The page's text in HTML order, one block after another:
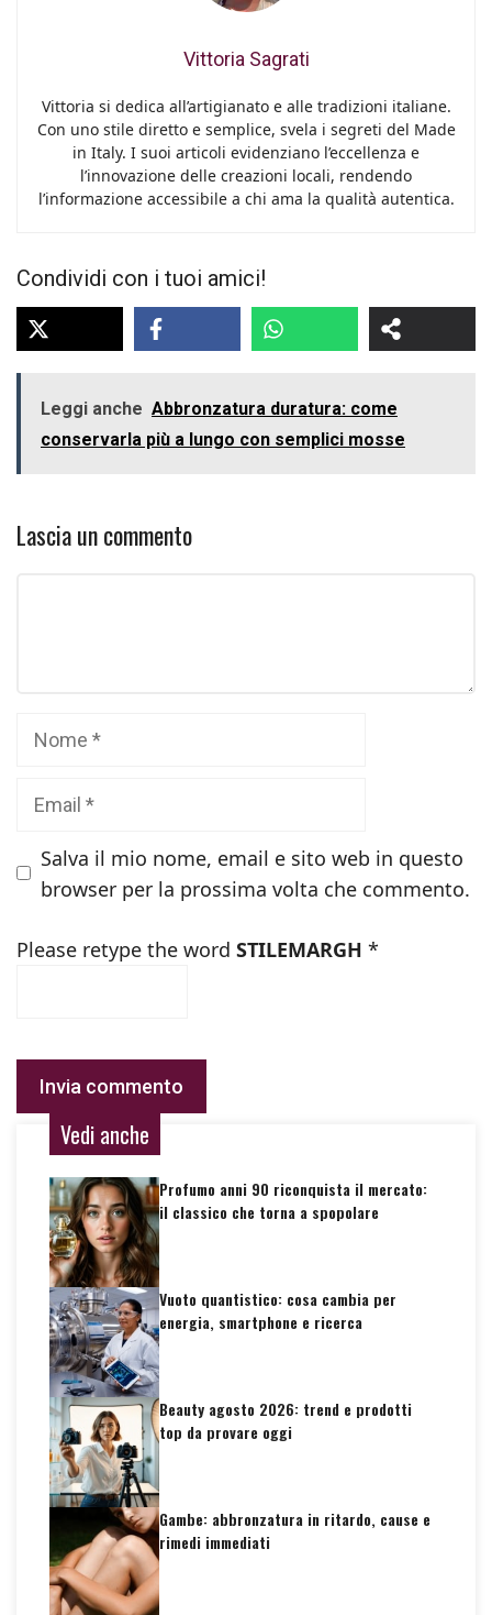
Vittoria Sagrati
Vittoria si dedica all’artigianato e alle tradizioni italiane.
Con uno stile diretto e semplice, svela i segreti del Made
in Italy. I suoi articoli evidenziano l’eccellenza e
l’innovazione delle creazioni locali, rendendo
l’informazione accessibile a chi ama la qualità autentica.
Condividi con i tuoi amici!
Leggi anche Abbronzatura duratura: come
conservarla più a lungo con semplici mosse
Lascia un commento
Salva il mio nome, email e sito web in questo
browser per la prossima volta che commento.
Please retype the word STILEMARGH *
Vedi anche
Profumo anni 90 riconquista il mercato:
il classico che torna a spopolare
Vuoto quantistico: cosa cambia per
energia, smartphone e ricerca
Beauty agosto 2026: trend e prodotti
top da provare oggi
Gambe: abbronzatura in ritardo, cause e
rimedi immediati